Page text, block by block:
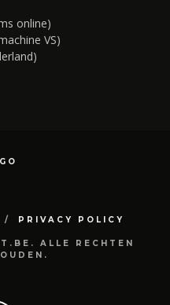
online)
VS)
PRIVACY POLICY
ALLE RECHTEN